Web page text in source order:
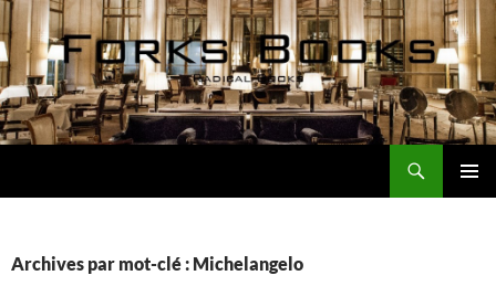
Aller
au
contenu
Archives par mot-clé : Michelangelo